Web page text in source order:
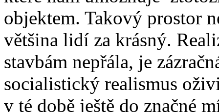
objektem. Takový prostor
většina lidí za krásný.
stavbám nepřála, je
socialistický realismus
v té době ještě do značné